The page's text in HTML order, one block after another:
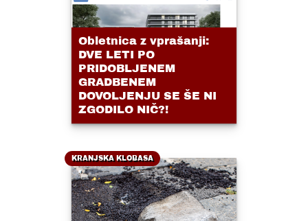
Obletnica z vprašanji:
DVE LETI PO
PRIDOBLJENEM
GRADBENEM
DOVOLJENJU SE ŠE NI
ZGODILO NIČ?!
KRANJSKA KLOBASA